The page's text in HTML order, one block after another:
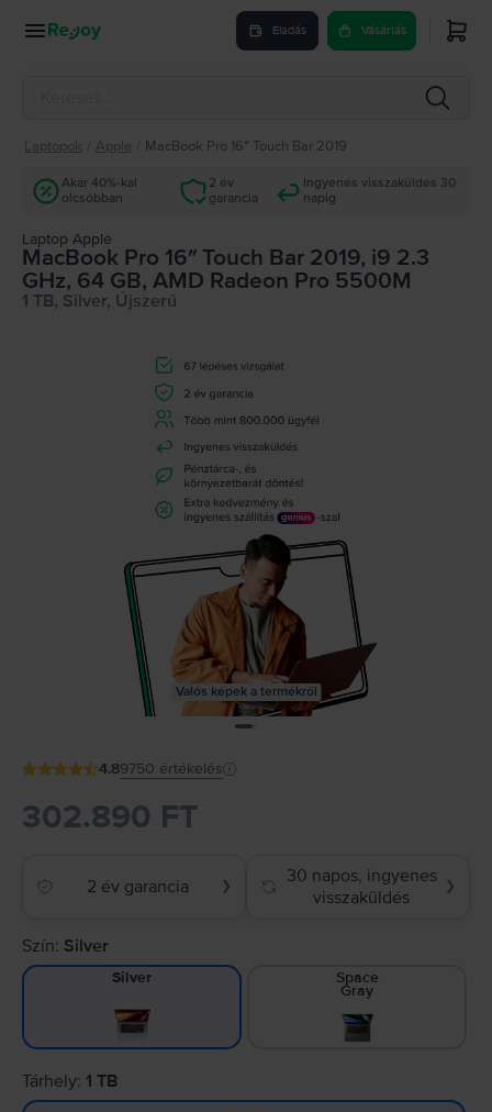
Eladás Vásárlás
Laptopok Apple MacBook Pro 16″ Touch Bar 2019
Akár 40%-kal
olcsóbban
2 év
garancia
Ingyenes visszaküldés 30
napig
Laptop Apple
MacBook Pro 16″ Touch Bar 2019, i9 2.3
GHz, 64 GB, AMD Radeon Pro 5500M
1 TB, Silver, Újszerű
Valós képek a termékről
4.89750 értékelés
302.890 FT
2 év garancia ❯
30 napos, ingyenes
visszaküldés
❯
Szín: Silver
Silver Space
Gray
Tárhely: 1 TB